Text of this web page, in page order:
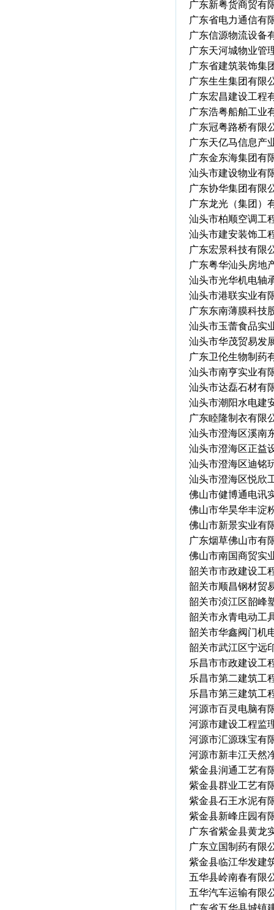
广东新粤货商贸有
广东省电力通信有
广东信源物流设备
广东天河城物业管
广东省建筑装饰集
广东生生集团有限
广东宏昌建设工程
广东浩粤船舶工业
广东冠粤路桥有限
广东天亿马信息产
广东金东海集团有
汕头市建设物业有
广东协华集团有限
广东龙光（集团）
汕头市柏顺空调工
汕头市建安装饰工
广东宏景科技有限
广东粤华汕头房地
汕头市光华机电轴
汕头市港联实业有
广东东南薄膜科技
汕头市玉蕾食品实
汕头市华茂贸易发
广东卫伦生物制药
汕头市南亨实业有
汕头市达磊石材有
汕头市潮阳水电建
广东睦隆制衣有限
汕头市澄海区溪南
汕头市澄海区正益
汕头市澄海区迪铭
汕头市澄海区悦欣
佛山市健博通电讯
佛山市华昊华丰淀
佛山市新景实业有
广东烟草佛山市有
佛山市南国商贸实
韶关市市政建设
韶关市顺昌钢
韶关市浈江区韶峰
韶关市永青电
韶关市华鑫阀
韶关市武
乐昌市市政
乐昌市第二
乐昌市第三建筑
河源市百灵电脑有
河源市建设工程监
河源市汇源珠宝有
河源市新丰江天然
紫金县润通工艺有
紫金县群业工艺有
紫金县石王水泥有
紫金县新峰庄园有
广东省紫金县黄龙
广东立国制药有限
紫金县临江华发建
五华县岭南春有限
五华汽车运输有限
广东省五华县城镇